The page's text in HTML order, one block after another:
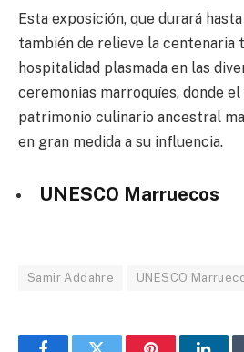
Esta exposición, que durará
también de relieve la centenaria
hospitalidad plasmada en las
ceremonias marroquíes, donde
patrimonio culinario ancestral
en gran medida a su influencia.
UNESCO Marruecos
Samir Addahre UNESCO